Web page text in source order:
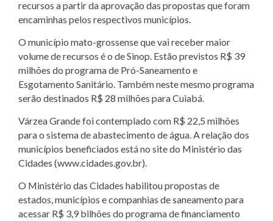
recursos a partir da aprovação das propostas que foram
encaminhas pelos respectivos municípios.
O município mato-grossense que vai receber maior
volume de recursos é o de Sinop. Estão previstos R$ 39
milhões do programa de Pró-Saneamento e
Esgotamento Sanitário. Também neste mesmo programa
serão destinados R$ 28 milhões para Cuiabá.
Várzea Grande foi contemplado com R$ 22,5 milhões
para o sistema de abastecimento de água. A relação dos
municípios beneficiados está no site do Ministério das
Cidades (www.cidades.gov.br).
O Ministério das Cidades habilitou propostas de
estados, municípios e companhias de saneamento para
acessar R$ 3,9 bilhões do programa de financiamento